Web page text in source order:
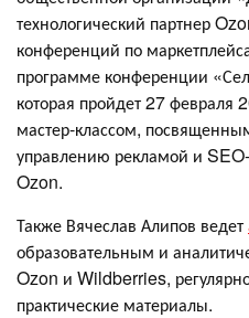
технологический партнер
конференций по
программе конференции
которая пройдет 27 февраля
мастер-классом,
управлению рекламой и
Ozon.
Также Вячеслав Алипов ведет
образовательным и
Ozon и Wildberries,
практические материалы.